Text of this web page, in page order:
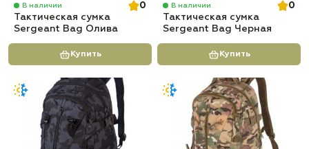
В наличии
0
Тактическая сумка
Sergeant Bag Олива
Купить
В наличии
0
Тактическая сумка
Sergeant Bag Черная
Купить